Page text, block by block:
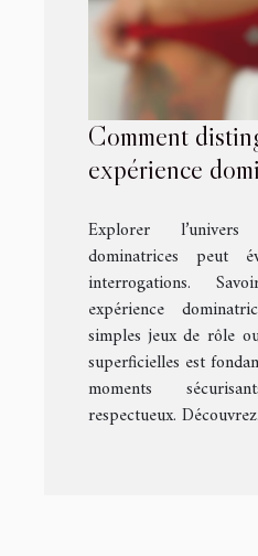
Comment
expérience
Explorer
dominatrices peut
interrogations.
expérience
simples jeux de rôle
superficielles est
moments
respectueux.